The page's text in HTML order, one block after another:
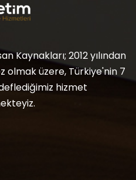
Kaynakları; 2012 yılından
olmak üzere, Türkiye'nin 7
hizmet